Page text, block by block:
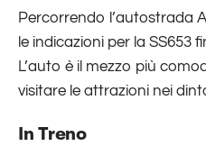
Percorrendo l’autostrada
le indicazioni per la SS653
L’auto è il mezzo più
visitare le attrazioni nei
In Treno